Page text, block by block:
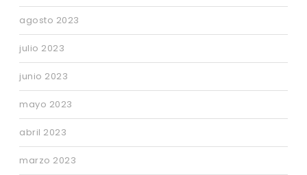
agosto 2023
julio 2023
junio 2023
mayo 2023
abril 2023
marzo 2023